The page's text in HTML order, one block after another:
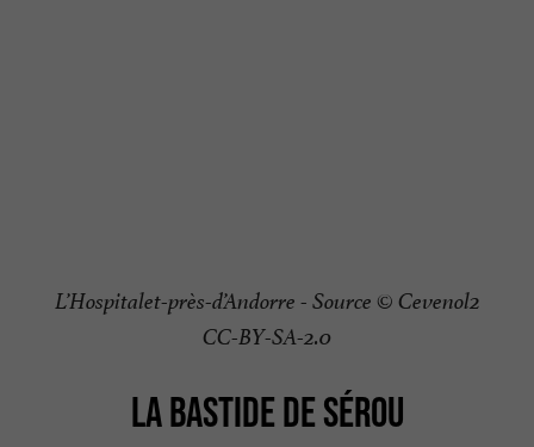
L’Hospitalet-près-d’Andorre - Source © Cevenol2
CC-BY-SA-2.0
LA BASTIDE DE SÉROU